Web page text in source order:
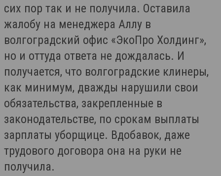
сих пор так и не получила. Оставила
жалобу на менеджера Аллу в
волгоградский офис «ЭкоПро Холдинг»,
но и оттуда ответа не дождалась. И
получается, что волгоградские клинеры,
как минимум, дважды нарушили свои
обязательства, закрепленные в
законодательстве, по срокам выплаты
зарплаты уборщице. Вдобавок, даже
трудового договора она на руки не
получила.